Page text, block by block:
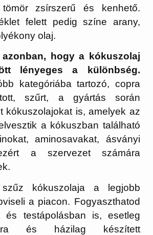
zsírszerű és kenhető.
felett pedig színe arany,
olaj.
hogy a kókuszolaj
lényeges a különbség.
kategóriába tartozó, copra
szűrt, a gyártás során
kókuszolajokat is, amelyek az
a kókuszban található
aminosavakat, ásványi
a szervezet számára
kókuszolaja a legjobb
a piacon. Fogyaszthatod
és testápolásban is, esetleg
és házilag készített